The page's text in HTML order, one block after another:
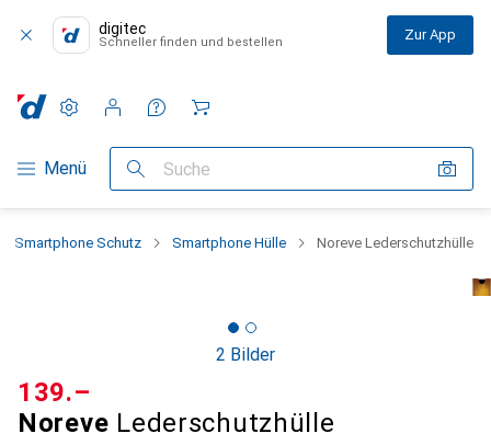
digitec
Schneller finden und bestellen Zur App
Navigation nach Kategorien
Menü Suche
Einstellungen
Kundenkonto
Vergleichslisten
Merklisten
Warenkorb
Smartphone Schutz Smartphone Hülle Noreve Lederschutzhülle
2 Bilder
Noreve Lederschutzhülle
CHF
139.–